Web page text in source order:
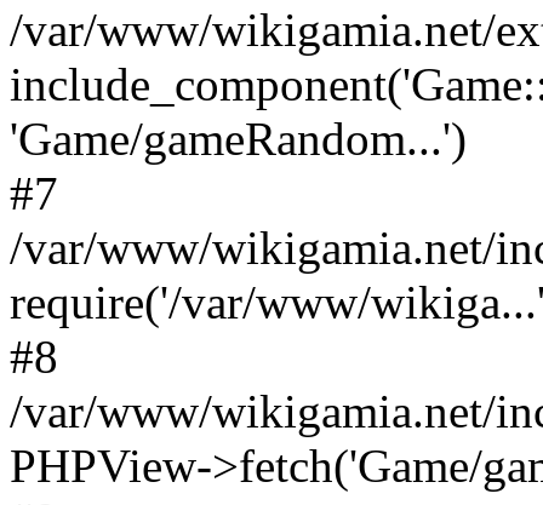
/var/www/wikigamia.net/
'Game/gameRandom...')
#7
/var/www/wikigamia.net/
require('/var/www/
#8
/var/www/wikigamia.net/
PHPView->fetch('Game/